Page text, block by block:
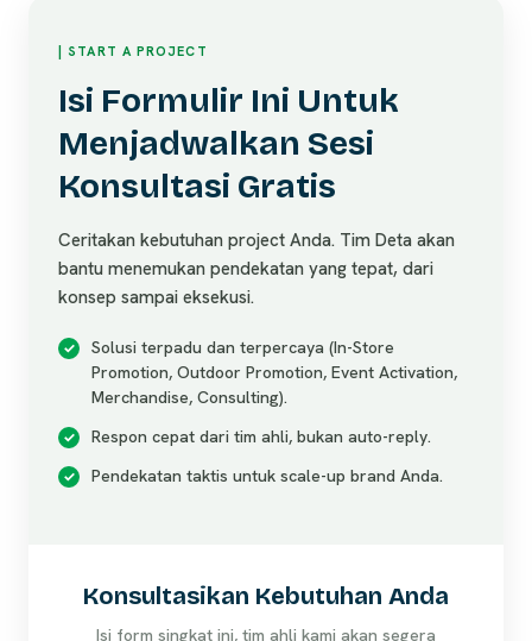
| START A PROJECT
Isi Formulir Ini Untuk
Menjadwalkan Sesi
Konsultasi Gratis
Ceritakan kebutuhan project Anda. Tim Deta akan
bantu menemukan pendekatan yang tepat, dari
konsep sampai eksekusi.
Solusi terpadu dan terpercaya (In-Store
Promotion, Outdoor Promotion, Event Activation,
Merchandise, Consulting).
Respon cepat dari tim ahli, bukan auto-reply.
Pendekatan taktis untuk scale-up brand Anda.
Konsultasikan Kebutuhan Anda
Isi form singkat ini, tim ahli kami akan segera